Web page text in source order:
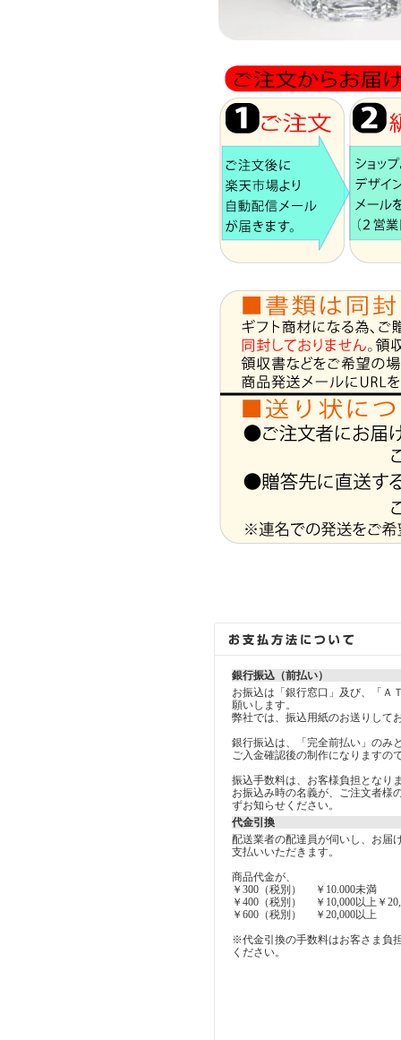
銀行振込（前払い）
お振込は「銀行窓口」及び、「Ａ
願いします。
弊社では、振込用紙のお送りして
銀行振込は、「完全前払い」のみ
ご入金確認後の制作になりますの
振込手数料は、お客様負担となり
お振込み時の名義が、ご注文者様
ずお知らせください。
代金引換
配送業者の配達員が伺いし、お届
支払いいただきます。
商品代金が、
￥300（税別） ￥10.000未満
￥400（税別） ￥10,000以上￥
￥600（税別） ￥20,000以上
※代金引換の手数料はお客さま負
ください。